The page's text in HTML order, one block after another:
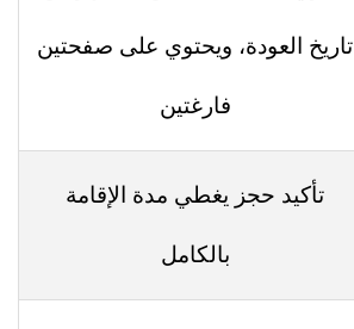
تاريخ العودة، ويحتوي على صفحتين
فارغتين
تأكيد حجز يغطي مدة الإقامة
بالكامل